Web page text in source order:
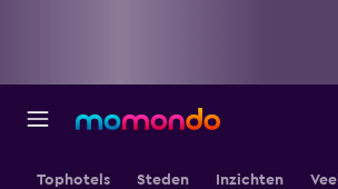
Tophotels Steden Inzichten